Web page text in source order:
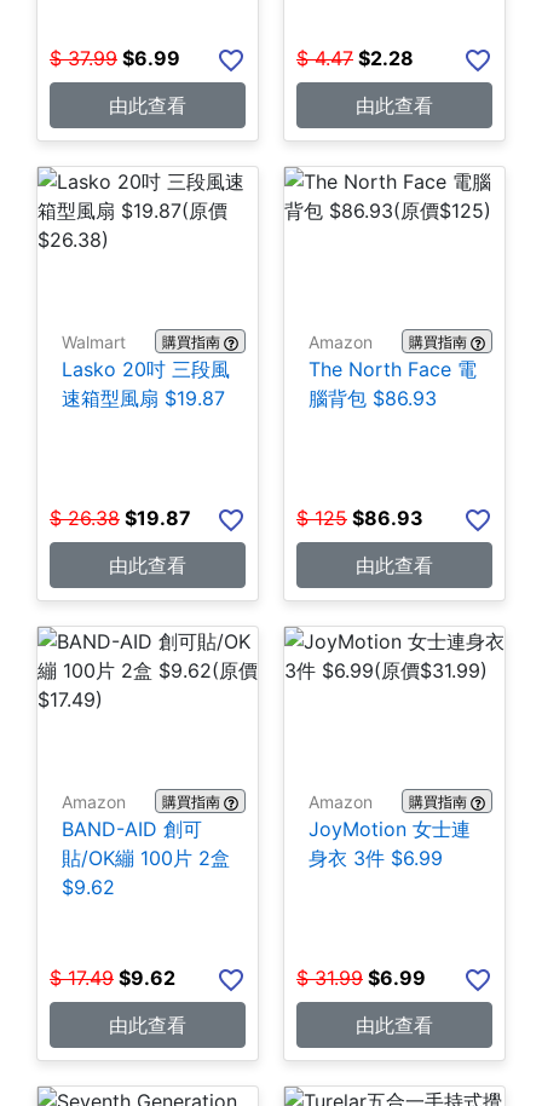
$ 37.99 $6.99
由此查看
$ 4.47 $2.28
由此查看
Walmart 購買指南
Lasko 20吋 三段風
速箱型風扇 $19.87
$ 26.38 $19.87
由此查看
Amazon 購買指南
The North Face 電
腦背包 $86.93
$ 125 $86.93
由此查看
Amazon 購買指南
BAND-AID 創可
貼/OK繃 100片 2盒
$9.62
$ 17.49 $9.62
由此查看
Amazon 購買指南
JoyMotion 女士連
身衣 3件 $6.99
$ 31.99 $6.99
由此查看